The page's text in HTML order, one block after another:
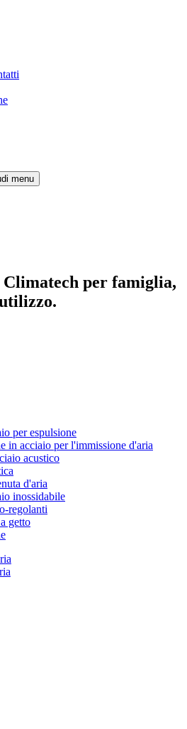
menu
per famiglia,
per espulsione
in acciaio per l'immissione d'aria
acustico
d'aria
inossidabile
regolanti
getto